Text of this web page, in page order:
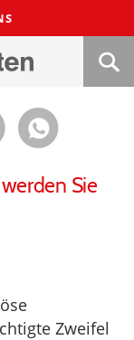
Sie
Zweifel